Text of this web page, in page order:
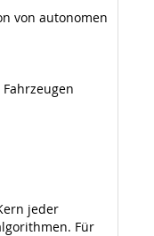
von autonomen
jeder
Für